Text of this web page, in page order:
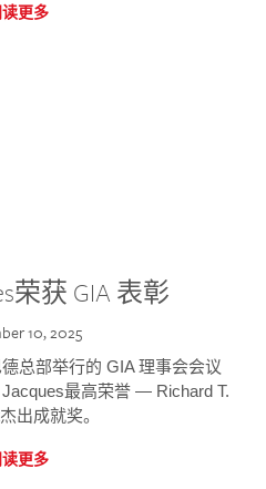
更多
荣获 GIA 表彰
10, 2025
总部举行的 GIA 理事会会议
Jacques最高荣誉 — Richard T.
出成就奖。
更多